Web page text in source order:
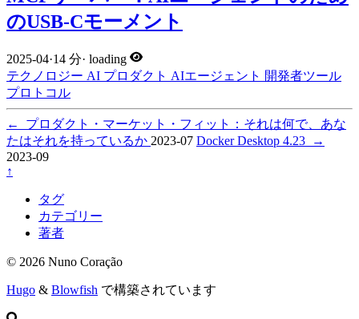
のUSB-Cモーメント
2025-04·14 分· loading
テクノロジー AI プロダクト AIエージェント 開発者ツール
プロトコル
←
プロダクト・マーケット・フィット：それは何で、あな
たはそれを持っているか 2023-07 Docker Desktop 4.23
→
2023-09
↑
タグ
カテゴリー
著者
© 2026 Nuno Coração
Hugo & Blowfish で構築されています